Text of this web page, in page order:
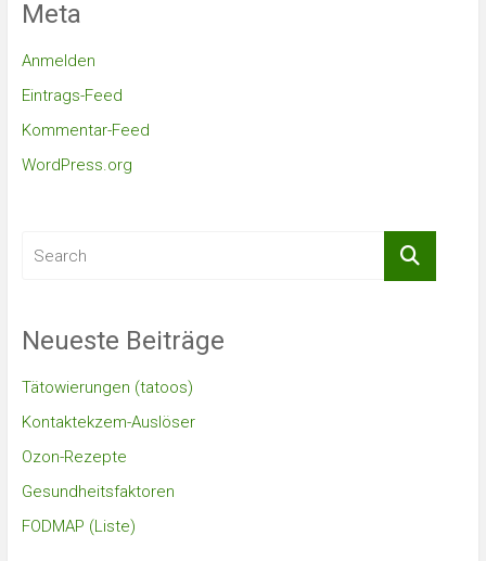
Meta
Anmelden
Eintrags-Feed
Kommentar-Feed
WordPress.org
Neueste Beiträge
Tätowierungen (tatoos)
Kontaktekzem-Auslöser
Ozon-Rezepte
Gesundheitsfaktoren
FODMAP (Liste)